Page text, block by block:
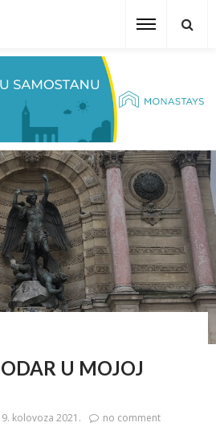
U MOJOJ
kolovoza 2021. no comment